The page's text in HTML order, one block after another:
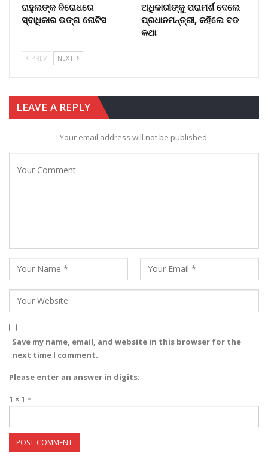
ରାହୁଲଙ୍କ ବିରୋଧରେ
ସ୍ବାଧିକାର ଭଙ୍ଗ ନୋଟିସ
ଅଧିକାରୀଙ୍କୁ ପରାମର୍ଶ ଦେଲେ
ପ୍ରଧାନମନ୍ତ୍ରୀ, କହିଲେ ବଡ
କଥା
PREV NEXT
LEAVE A REPLY
Your email address will not be published.
Save my name, email, and website in this browser for the
next time I comment.
Please enter an answer in digits:
1 × 1 =